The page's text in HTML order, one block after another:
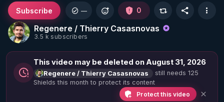
Regenere / Thierry Casasnovas
3.5 k subscribers
Subscribe — 0
This video may be deleted on August 31, 2026
Regenere / Thierry Casasnovas
still needs 125
Shields this month to protect its content
Protect this video